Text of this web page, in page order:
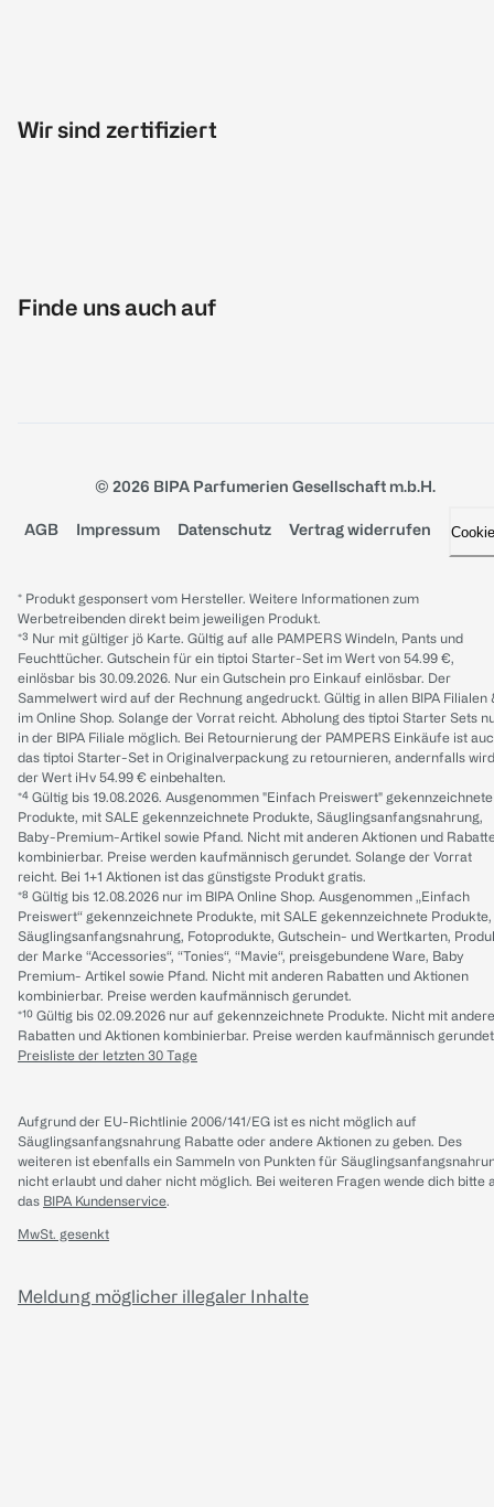
Wir sind zertifiziert
Finde uns auch auf
© 2026 BIPA Parfumerien Gesellschaft m.b.H.
AGB Impressum Datenschutz Vertrag widerrufen
* Produkt gesponsert vom Hersteller. Weitere Informationen zum
Werbetreibenden direkt beim jeweiligen Produkt.
*³ Nur mit gültiger jö Karte. Gültig auf alle PAMPERS Windeln, Pants und
Feuchttücher. Gutschein für ein tiptoi Starter-Set im Wert von 54.99 €,
einlösbar bis 30.09.2026. Nur ein Gutschein pro Einkauf einlösbar. Der
Sammelwert wird auf der Rechnung angedruckt. Gültig in allen BIPA Filialen
im Online Shop. Solange der Vorrat reicht. Abholung des tiptoi Starter Sets
in der BIPA Filiale möglich. Bei Retournierung der PAMPERS Einkäufe ist
das tiptoi Starter-Set in Originalverpackung zu retournieren, andernfalls wird
der Wert iHv 54.99 € einbehalten.
*⁴ Gültig bis 19.08.2026. Ausgenommen "Einfach Preiswert" gekennzeichnete
Produkte, mit SALE gekennzeichnete Produkte, Säuglingsanfangsnahrung,
Baby-Premium-Artikel sowie Pfand. Nicht mit anderen Aktionen und
kombinierbar. Preise werden kaufmännisch gerundet. Solange der Vorrat
reicht. Bei 1+1 Aktionen ist das günstigste Produkt gratis.
*⁸ Gültig bis 12.08.2026 nur im BIPA Online Shop. Ausgenommen „Einfach
Preiswert“ gekennzeichnete Produkte, mit SALE gekennzeichnete Produkte,
Säuglingsanfangsnahrung, Fotoprodukte, Gutschein- und Wertkarten,
der Marke “Accessories“, “Tonies“, “Mavie“, preisgebundene Ware, Baby
Premium- Artikel sowie Pfand. Nicht mit anderen Rabatten und Aktionen
kombinierbar. Preise werden kaufmännisch gerundet.
*¹⁰ Gültig bis 02.09.2026 nur auf gekennzeichnete Produkte. Nicht mit
Rabatten und Aktionen kombinierbar. Preise werden kaufmännisch
Preisliste der letzten 30 Tage
Aufgrund der EU-Richtlinie 2006/141/EG ist es nicht möglich auf
Säuglingsanfangsnahrung Rabatte oder andere Aktionen zu geben. Des
weiteren ist ebenfalls ein Sammeln von Punkten für
nicht erlaubt und daher nicht möglich. Bei weiteren Fragen wende dich bitte
das BIPA Kundenservice.
MwSt. gesenkt
Meldung möglicher illegaler Inhalte